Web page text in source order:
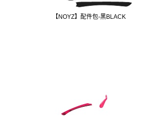
【NOYZ】配件包-黑BLACK